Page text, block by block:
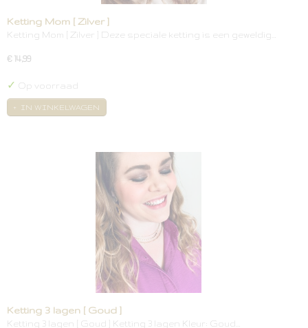
Ketting Mom [ Zilver ]
Ketting Mom [ Zilver ] Deze speciale ketting is een geweldig…
€ 14,99
✓ Op voorraad
IN WINKELWAGEN
Ketting 3 lagen [ Goud ]
Ketting 3 lagen [ Goud ] Ketting 3 lagen Kleur: Goud…